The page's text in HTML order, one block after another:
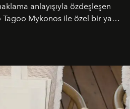
anlayışıyla özdeşleşen
Mykonos ile özel bir yaz
Tagoo’daki varlığını
bir deneyime dönüştürüyor.